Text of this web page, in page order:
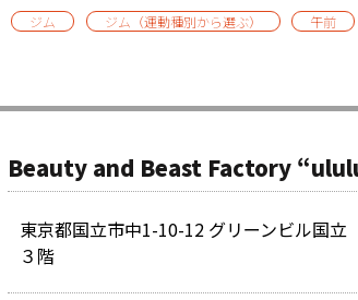
ジム ジム（運動種別から選ぶ） 午前
Beauty and Beast Factory
東京都国立市中1-10-12 グリーンビル国立
３階